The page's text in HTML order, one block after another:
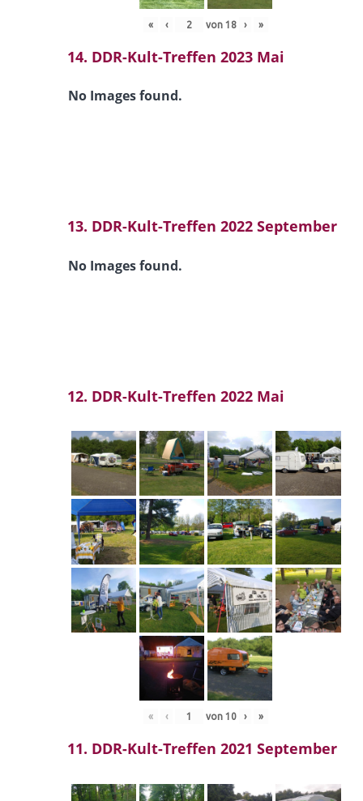
« ‹ von 18 › »
14. DDR-Kult-Treffen 2023 Mai
No Images found.
13. DDR-Kult-Treffen 2022 September
No Images found.
12. DDR-Kult-Treffen 2022 Mai
« ‹ von 10 › »
11. DDR-Kult-Treffen 2021 September